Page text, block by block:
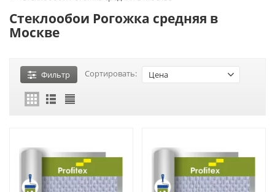
Стеклообои Рогожка средняя в
Москве
Фильтр Сортировать: Цена